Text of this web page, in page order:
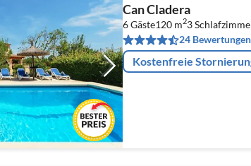
Can Cladera
6 Gäste120 m23
24 Bewertungen
Kostenfreie